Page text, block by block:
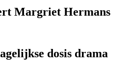
Margriet Hermans
dosis drama